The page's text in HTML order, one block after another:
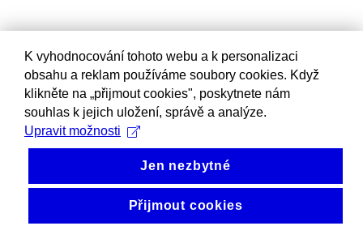
K vyhodnocování tohoto webu a k personalizaci
obsahu a reklam používáme soubory cookies. Když
klikněte na „přijmout cookies", poskytnete nám
souhlas k jejich uložení, správě a analýze.
Upravit možnosti
Jen nezbytné
Přijmout cookies